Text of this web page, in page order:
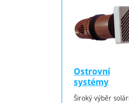
Ostrovní
systémy
Široký výběr